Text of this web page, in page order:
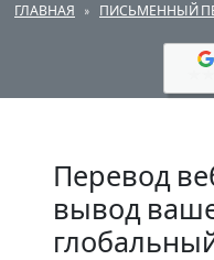
ГЛАВНАЯ ПИСЬМЕННЫЙ
Перевод
вывод